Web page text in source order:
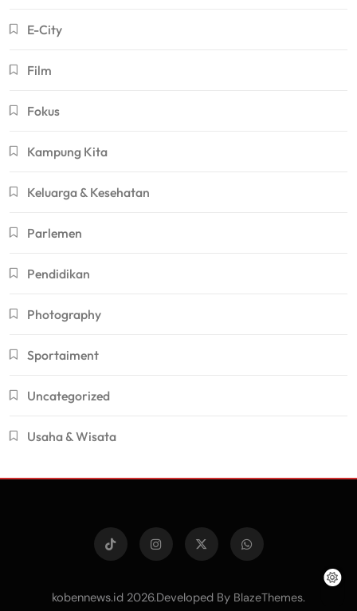
E-City
Film
Fokus
Kampung Kita
Keluarga & Kesehatan
Parlemen
Pendidikan
Photography
Sportaiment
Uncategorized
Usaha & Wisata
kobennews.id 2026.Developed By BlazeThemes.